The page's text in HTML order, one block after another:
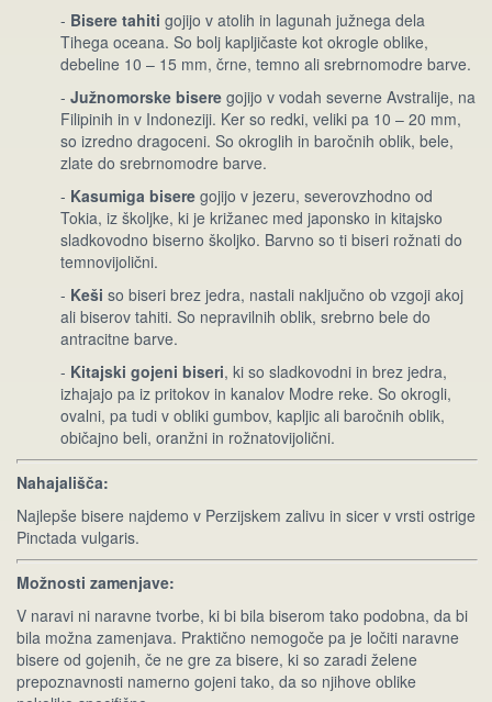
- Bisere tahiti gojijo v atolih in lagunah južnega dela
Tihega oceana. So bolj kapljičaste kot okrogle oblike,
debeline 10 – 15 mm, črne, temno ali srebrnomodre barve.
- Južnomorske bisere gojijo v vodah severne Avstralije, na
Filipinih in v Indoneziji. Ker so redki, veliki pa 10 – 20 mm,
so izredno dragoceni. So okroglih in baročnih oblik, bele,
zlate do srebrnomodre barve.
- Kasumiga bisere gojijo v jezeru, severovzhodno od
Tokia, iz školjke, ki je križanec med japonsko in kitajsko
sladkovodno biserno školjko. Barvno so ti biseri rožnati do
temnovijolični.
- Keši so biseri brez jedra, nastali naključno ob vzgoji akoj
ali biserov tahiti. So nepravilnih oblik, srebrno bele do
antracitne barve.
- Kitajski gojeni biseri, ki so sladkovodni in brez jedra,
izhajajo pa iz pritokov in kanalov Modre reke. So okrogli,
ovalni, pa tudi v obliki gumbov, kapljic ali baročnih oblik,
običajno beli, oranžni in rožnatovijolični.
Nahajališča:
Najlepše bisere najdemo v Perzijskem zalivu in sicer v vrsti ostrige
Pinctada vulgaris.
Možnosti zamenjave:
V naravi ni naravne tvorbe, ki bi bila biserom tako podobna, da bi
bila možna zamenjava. Praktično nemogoče pa je ločiti naravne
bisere od gojenih, če ne gre za bisere, ki so zaradi želene
prepoznavnosti namerno gojeni tako, da so njihove oblike